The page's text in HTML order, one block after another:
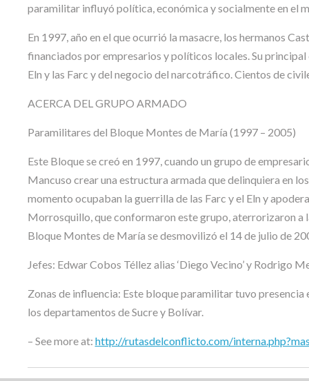
paramilitar influyó política, económica y socialmente en el
En 1997, año en el que ocurrió la masacre, los hermanos
financiados por empresarios y políticos locales. Su
Eln y las Farc y del negocio del narcotráfico. Cientos de
ACERCA DEL GRUPO ARMADO
Paramilitares del Bloque Montes de María (1997 – 2005)
Este Bloque se creó en 1997, cuando un grupo de
Mancuso crear una estructura armada que delinquiera en
momento ocupaban la guerrilla de las Farc y el Eln y
Morrosquillo, que conformaron este grupo, aterrorizaron a
Bloque Montes de María se desmovilizó el 14 de julio de
Jefes: Edwar Cobos Téllez alias ‘Diego Vecino’ y Rodrigo
Zonas de influencia: Este bloque paramilitar tuvo
los departamentos de Sucre y Bolívar.
– See more at: http://rutasdelconflicto.com/